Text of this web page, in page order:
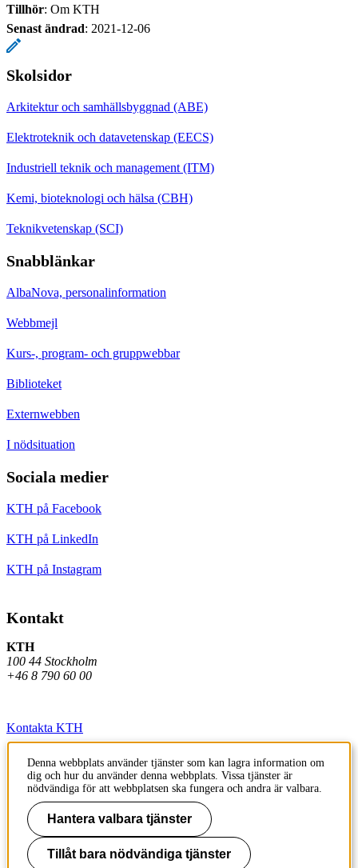
Tillhör: Om KTH
Senast ändrad: 2021-12-06
Skolsidor
Arkitektur och samhällsbyggnad (ABE)
Elektroteknik och datavetenskap (EECS)
Industriell teknik och management (ITM)
Kemi, bioteknologi och hälsa (CBH)
Teknikvetenskap (SCI)
Snabblänkar
AlbaNova, personalinformation
Webbmejl
Kurs-, program- och gruppwebbar
Biblioteket
Externwebben
I nödsituation
Sociala medier
KTH på Facebook
KTH på LinkedIn
KTH på Instagram
Kontakt
KTH
100 44 Stockholm
+46 8 790 60 00
Kontakta KTH
Jobba på KTH
Press och media
Faktura och betalning KTH
Om KTH:s webbplatser
Denna webbplats använder tjänster som kan lagra information om
dig och hur du använder denna webbplats. Vissa tjänster är
nödvändiga för att webbplatsen ska fungera och andra är valbara.
Hantera valbara tjänster
Tillåt bara nödvändiga tjänster